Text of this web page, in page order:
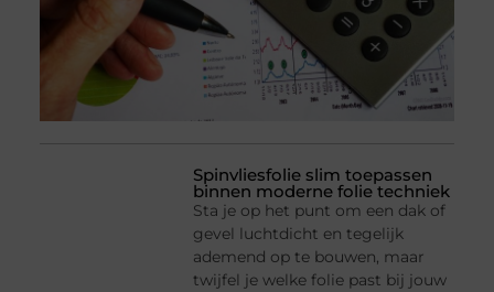
Spinvliesfolie slim toepassen
binnen moderne folie techniek
Sta je op het punt om een dak of
gevel luchtdicht en tegelijk
ademend op te bouwen, maar
twijfel je welke folie past bij jouw